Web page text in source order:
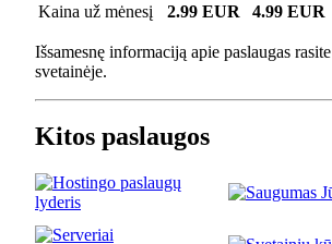
Kaina už mėnesį
2.99 EUR 4.99 EUR
Išsamesnę informaciją apie paslaugas rasite
svetainėje.
Kitos paslaugos